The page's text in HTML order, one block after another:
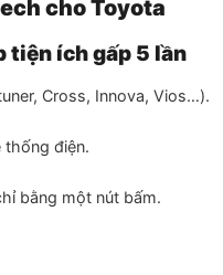
cho Toyota
tiện ích gấp 5 lần
Cross, Innova, Vios…).
thống điện.
bằng một nút bấm.